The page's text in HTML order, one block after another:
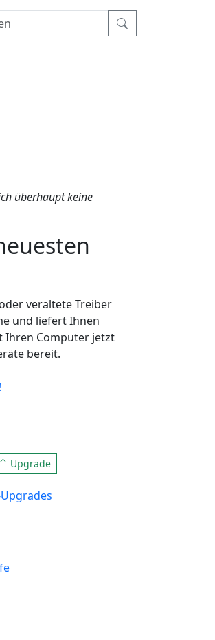
überhaupt keine
veraltete Treiber
und liefert Ihnen
Ihren Computer jetzt
bereit.
Upgrade